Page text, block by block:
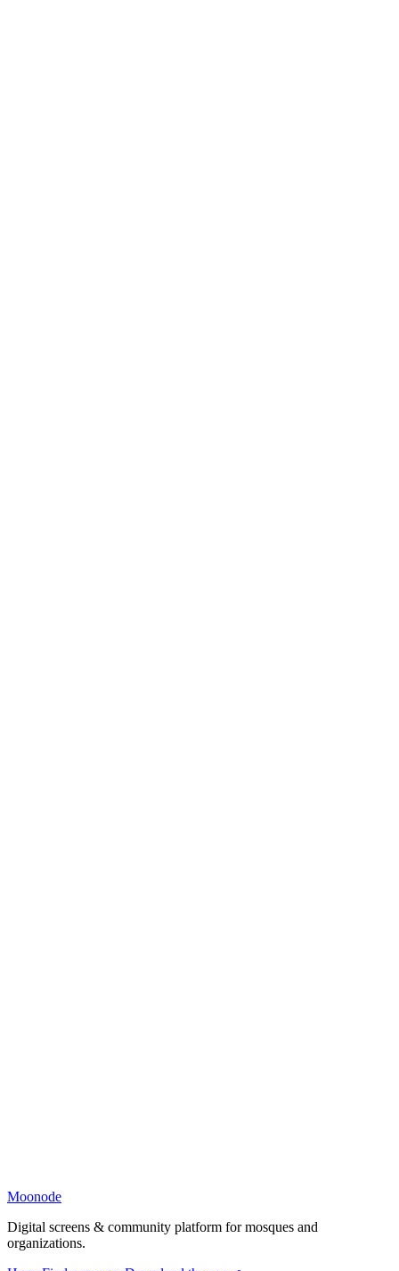
Moonode
Digital screens & community platform for mosques and
organizations.